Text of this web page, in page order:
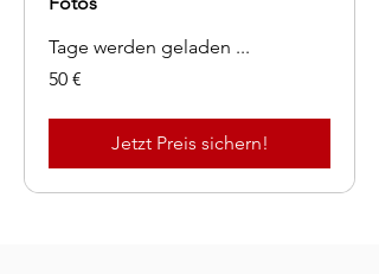
Tage werden geladen ...
Euro
50 €
Jetzt Preis sichern!